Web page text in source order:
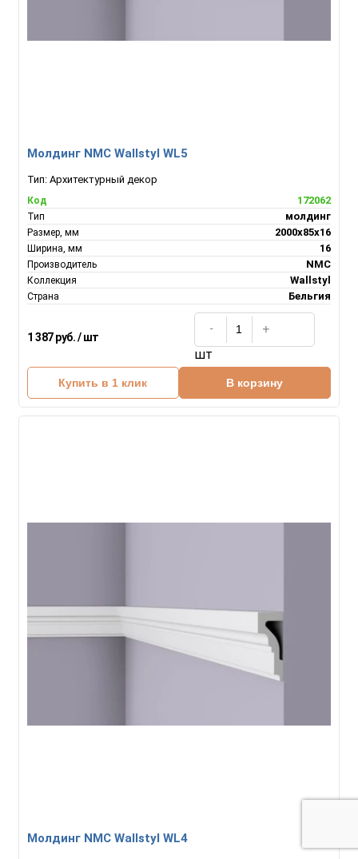
Молдинг NMC Wallstyl WL5
Тип: Архитектурный декор
Код 172062
Тип молдинг
Размер, мм 2000х85х16
Ширина, мм 16
Производитель NMC
Коллекция Wallstyl
Страна Бельгия
1 387 руб. / шт
шт
Купить в 1 клик В корзину
Молдинг NMC Wallstyl WL4